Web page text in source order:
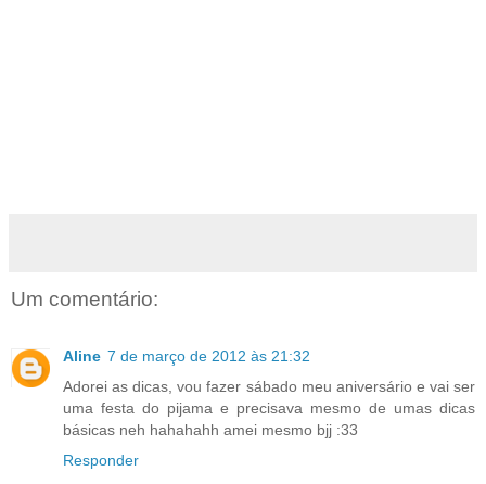
Um comentário:
Aline 7 de março de 2012 às 21:32
Adorei as dicas, vou fazer sábado meu aniversário e vai ser
uma festa do pijama e precisava mesmo de umas dicas
básicas neh hahahahh amei mesmo bjj :33
Responder